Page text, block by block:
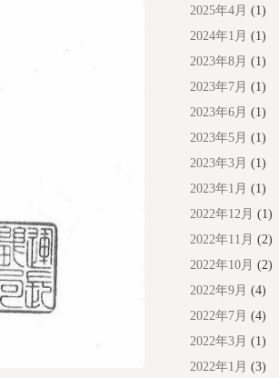
2025年4月 (1)
2024年1月 (1)
2023年8月 (1)
2023年7月 (1)
2023年6月 (1)
2023年5月 (1)
2023年3月 (1)
2023年1月 (1)
2022年12月 (1)
2022年11月 (2)
2022年10月 (2)
2022年9月 (4)
2022年7月 (4)
2022年3月 (1)
2022年1月 (3)